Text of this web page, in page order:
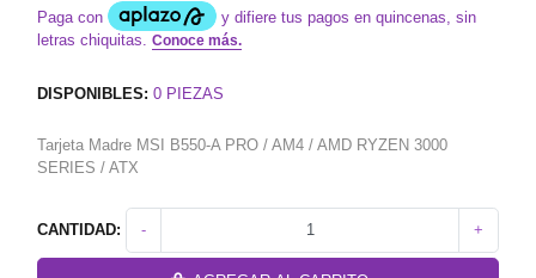
DISPONIBLES: 0 PIEZAS
Tarjeta Madre MSI B550-A PRO / AM4 / AMD RYZEN 3000
SERIES / ATX
CANTIDAD: - +